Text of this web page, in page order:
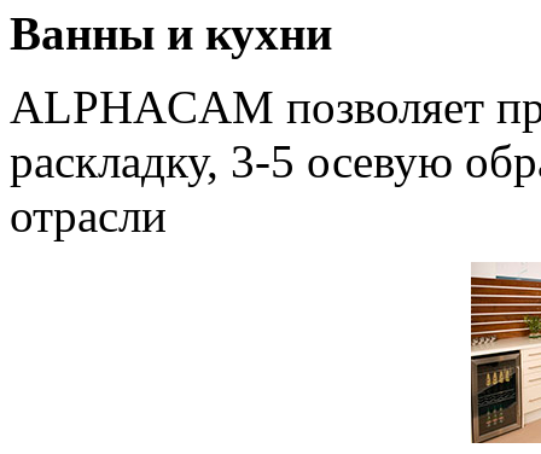
Ванны и кухни
ALPHACAM позволяет
раскладку, 3-5 осевую
отрасли